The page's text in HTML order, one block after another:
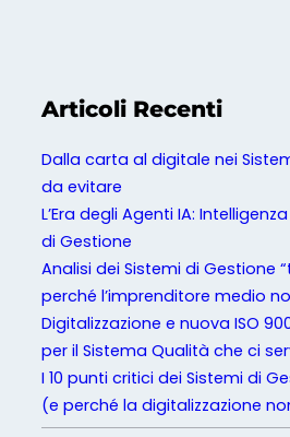
u
i
n
i
D
i
g
i
t
a
l
Articoli Recenti
Dalla carta al digitale nei
da evitare
L’Era degli Agenti IA:
di Gestione
Analisi dei Sistemi di Gestione
perché l’imprenditore medio
Digitalizzazione e nuova ISO
per il Sistema Qualità che ci
I 10 punti critici dei Sistemi di
(e perché la digitalizzazione